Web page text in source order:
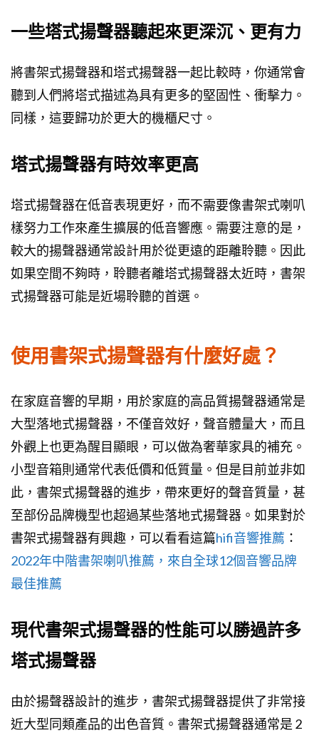
一些塔式揚聲器聽起來更深沉、更有力
將書架式揚聲器和塔式揚聲器一起比較時，你通常會
聽到人們將塔式描述為具有更多的堅固性、衝擊力。
同樣，這要歸功於更大的機櫃尺寸。
塔式揚聲器有時效率更高
塔式揚聲器在低音表現更好，而不需要像書架式喇叭
樣努力工作來產生擴展的低音響應。需要注意的是，
較大的揚聲器通常設計用於從更遠的距離聆聽。因此
如果空間不夠時，聆聽者離塔式揚聲器太近時，書架
式揚聲器可能是近場聆聽的首選。
使用書架式揚聲器有什麼好處？
在家庭音響的早期，用於家庭的高品質揚聲器通常是
大型落地式揚聲器，不僅音效好，聲音體量大，而且
外觀上也更為醒目顯眼，可以做為奢華家具的補充。
小型音箱則通常代表低價和低質量。但是目前並非如
此，書架式揚聲器的進步，帶來更好的聲音質量，甚
至部份品牌機型也超過某些落地式揚聲器。如果對於
書架式揚聲器有興趣，可以看看這篇hifi音響推薦 ：
2022年中階書架喇叭推薦，來自全球12個音響品牌
最佳推薦
現代書架式揚聲器的性能可以勝過許多
塔式揚聲器
由於揚聲器設計的進步，書架式揚聲器提供了非常接
近大型同類產品的出色音質。書架式揚聲器通常是 2